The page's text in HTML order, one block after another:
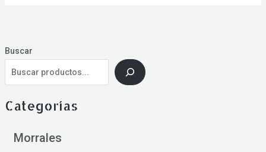
Buscar
Categorías
Morrales